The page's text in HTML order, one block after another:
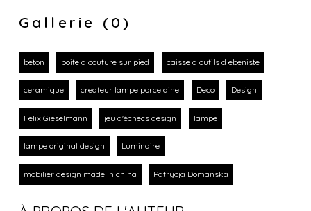
Gallerie (0)
beton boite a couture sur pied caisse a outils d ebeniste
ceramique createur lampe porcelaine Deco Design
Felix Gieselmann jeu d'échecs design lampe
lampe original design Luminaire
mobilier design made in china Patrycja Domanska